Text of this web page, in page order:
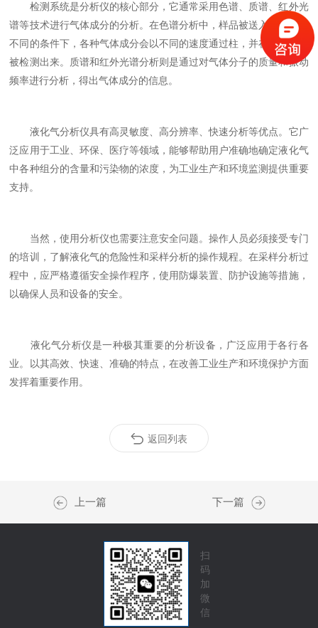
检测系统是分析仪的核心部分，它通常采用色谱、质谱、红外光
谱等技术进行气体成分的分析。在色谱分析中，样品被送入柱内，在
不同的条件下，各种气体成分会以不同的速度通过柱，并在检测器中
被检测出来。质谱和红外光谱分析则是通过对气体分子的质量和振动
频率进行分析，得出气体成分的信息。
液化气分析仪具有高灵敏度、高分辨率、快速分析等优点。它广
泛应用于工业、环保、医疗等领域，能够帮助用户准确地确定液化气
中各种组分的含量和污染物的浓度，为工业生产和环境监测提供重要
支持。
当然，使用分析仪也需要注意安全问题。操作人员必须接受专门
的培训，了解液化气的危险性和采样分析的操作规程。在采样分析过
程中，应严格遵循安全操作程序，使用防爆装置、防护设施等措施，
以确保人员和设备的安全。
液化气分析仪是一种极其重要的分析设备，广泛应用于各行各
业。以其高效、快速、准确的特点，在改善工业生产和环境保护方面
发挥着重要作用。
返回列表
上一篇 下一篇
扫
码
加
微
信